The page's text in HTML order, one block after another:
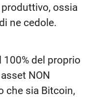
ossia
ne cedole.
100% del proprio
NON
che sia Bitcoin,